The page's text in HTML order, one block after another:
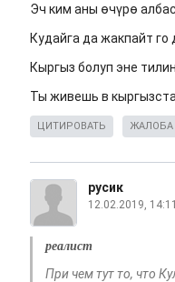
Эч ким аны өчүрө
Кудайга да жакпайт го
Кыргыз болуп эне
Ты живешь в
ЦИТИРОВАТЬ ЖАЛОБА
русик
12.02.2019, 14:11
реалист
При чем тут то, что